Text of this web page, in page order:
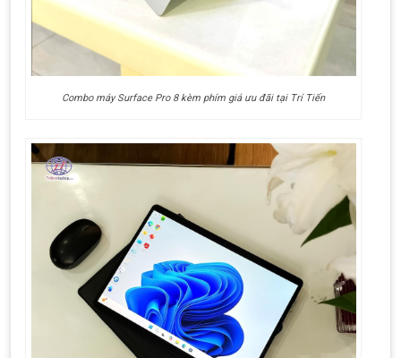
Combo máy Surface Pro 8 kèm phím giá ưu đãi tại Trí Tiến